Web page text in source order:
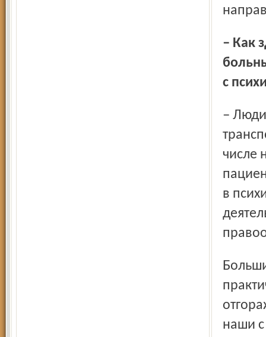
– Как здоровым людям оградить себя от психически
с
– Люди, которые создают конфликтные ситуации в
числе
в
Большинство наших пациентов вне обострения болезни
наши